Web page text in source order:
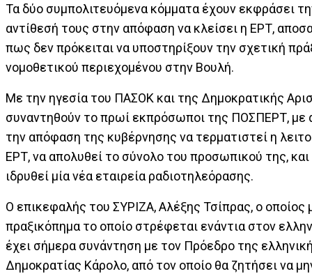
Τα δύο συμπολιτευόμενα κόμματα έχουν εκφράσει
αντίθεσή τους στην απόφαση να κλείσει η ΕΡΤ,
πως δεν πρόκειται να υποστηρίξουν την σχετική
νομοθετικού περιεχομένου στην Βουλή.
Με την ηγεσία του ΠΑΣΟΚ και της Δημοκρατικής
συναντηθούν το πρωί εκπρόσωποι της ΠΟΣΠΕΡΤ, με
την απόφαση της κυβέρνησης να τερματιστεί η
ΕΡΤ, να απολυθεί το σύνολο του προσωπικού της, και
ιδρυθεί μία νέα εταιρεία ραδιοτηλεόρασης.
Ο επικεφαλής του ΣΥΡΙΖΑ, Αλέξης Τσίπρας, ο οποίος
πραξικόπημα το οποίο στρέφεται ενάντια στον
έχει σήμερα συνάντηση με τον Πρόεδρο της
Δημοκρατίας Κάρολο, από τον οποίο θα ζητήσει να